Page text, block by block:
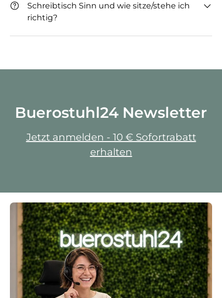
Schreibtisch Sinn und wie sitze/stehe ich
richtig?
Buerostuhl24 Newsletter
Jetzt anmelden - 10 € Sofortrabatt
erhalten